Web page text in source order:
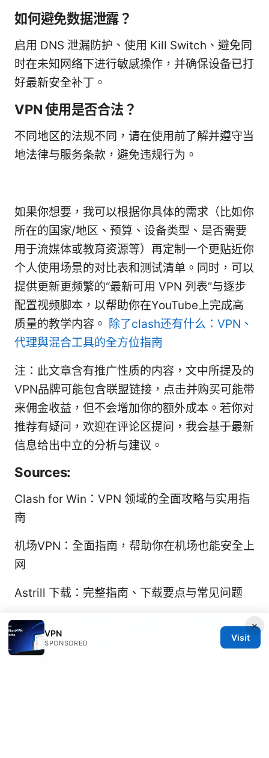
如何避免数据泄露？
启用 DNS 泄漏防护、使用 Kill Switch、避免同
时在未知网络下进行敏感操作，并确保设备已打
好最新安全补丁。
VPN 使用是否合法？
不同地区的法规不同，请在使用前了解并遵守当
地法律与服务条款，避免违规行为。
如果你想要，我可以根据你具体的需求（比如你
所在的国家/地区、预算、设备类型、是否需要
用于流媒体或教育资源等）再定制一个更贴近你
个人使用场景的对比表和测试清单。同时，可以
提供更新更频繁的“最新可用 VPN 列表”与逐步
配置视频脚本，以帮助你在YouTube上完成高
质量的教学内容。
除了clash还有什么：VPN、
代理與混合工具的全方位指南
注：此文章含有推广性质的内容，文中所提及的
VPN品牌可能包含联盟链接，点击并购买可能带
来佣金收益，但不会增加你的额外成本。若你对
推荐有疑问，欢迎在评论区提问，我会基于最新
信息给出中立的分析与建议。
Sources:
Clash for Win：VPN 领域的全面攻略与实用指
南
机场VPN：全面指南，帮助你在机场也能安全上
网
Astrill 下载：完整指南、下载要点与常见问题
梯子工具：全面指南、实用评测与最新趋势
翻墙油管：完整指南與實用技巧，讓你穩定觀看
與保護私密
×
VPN
SPONSORED
Visit